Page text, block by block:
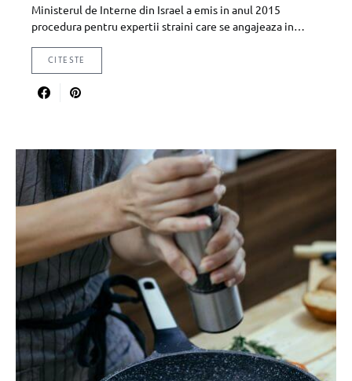
Ministerul de Interne din Israel a emis in anul 2015
procedura pentru expertii straini care se angajeaza in…
CITESTE